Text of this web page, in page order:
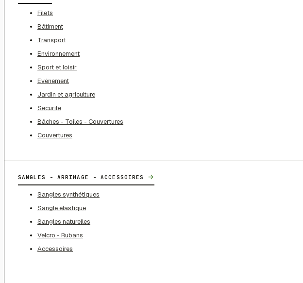
Filets
Bâtiment
Transport
Environnement
Sport et loisir
Evénement
Jardin et agriculture
Sécurité
Bâches - Toiles - Couvertures
Couvertures
SANGLES - ARRIMAGE - ACCESSOIRES →
Sangles synthétiques
Sangle élastique
Sangles naturelles
Velcro - Rubans
Accessoires